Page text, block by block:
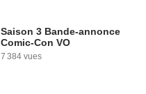
Saison 3 Bande-annonce
Comic-Con VO
7 384 vues